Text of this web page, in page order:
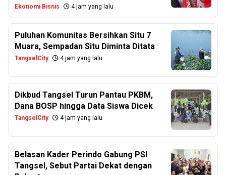
Ekonomi Bisnis 4 jam yang lalu
Puluhan Komunitas Bersihkan Situ 7
Muara, Sempadan Situ Diminta Ditata
TangselCity 4 jam yang lalu
Dikbud Tangsel Turun Pantau PKBM,
Dana BOSP hingga Data Siswa Dicek
TangselCity 4 jam yang lalu
Belasan Kader Perindo Gabung PSI
Tangsel, Sebut Partai Dekat dengan